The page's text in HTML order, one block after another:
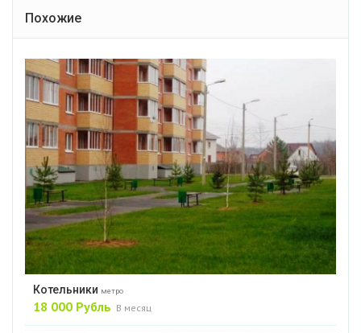
Похожие
Котельники метро
18 000 Рубль В месяц